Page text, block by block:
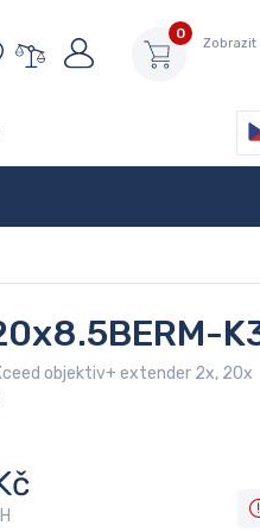
0
Zobrazit
objektiv+ extender 2x, 20x